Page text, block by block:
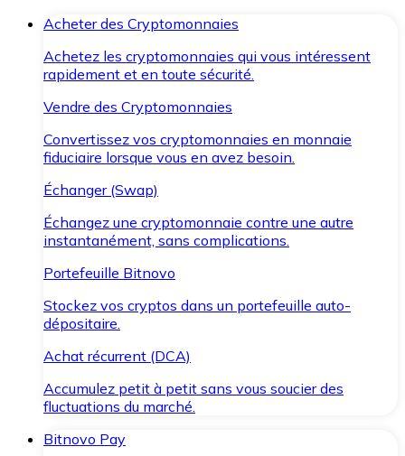
Acheter des Cryptomonnaies
Achetez les cryptomonnaies qui vous intéressent
rapidement et en toute sécurité.
Vendre des Cryptomonnaies
Convertissez vos cryptomonnaies en monnaie
fiduciaire lorsque vous en avez besoin.
Échanger (Swap)
Échangez une cryptomonnaie contre une autre
instantanément, sans complications.
Portefeuille Bitnovo
Stockez vos cryptos dans un portefeuille auto-
dépositaire.
Achat récurrent (DCA)
Accumulez petit à petit sans vous soucier des
fluctuations du marché.
Bitnovo Pay